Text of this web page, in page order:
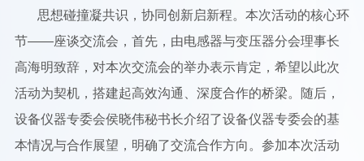
思想碰撞凝共识，协同创新启新程。本次活动的核心环
节——座谈交流会，首先，由电感器与变压器分会理事长
高海明致辞，对本次交流会的举办表示肯定，希望以此次
活动为契机，搭建起高效沟通、深度合作的桥梁。随后，
设备仪器专委会侯晓伟秘书长介绍了设备仪器专委会的基
本情况与合作展望，明确了交流合作方向。参加本次活动